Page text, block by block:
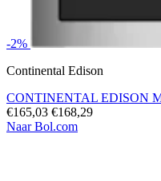
-2%
Continental Edison
CONTINENTAL EDISON
€165,03 €168,29
Naar Bol.com